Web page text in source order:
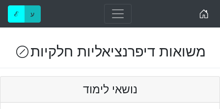
ℰ ע
משואות דיפרנציאליות חלקיות (!)
נושאי לימוד